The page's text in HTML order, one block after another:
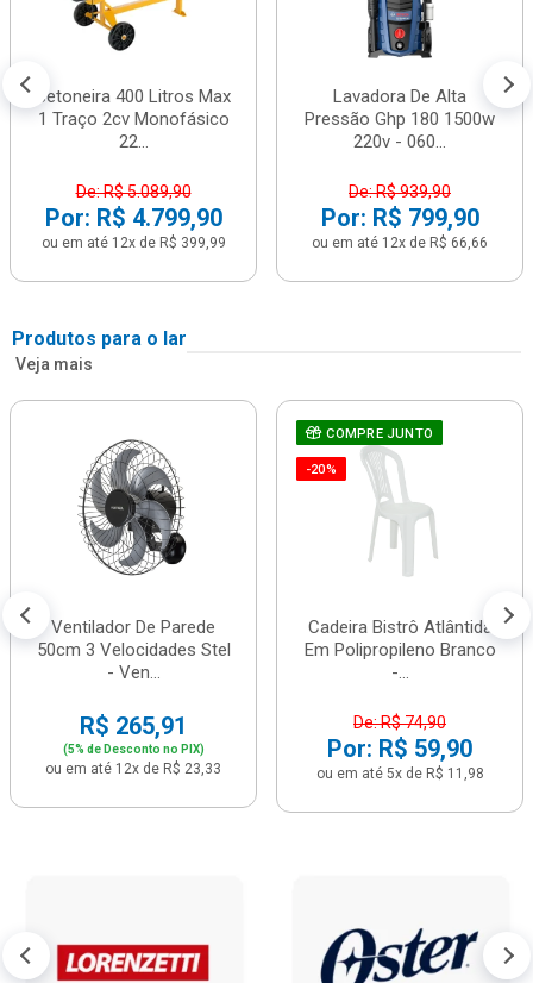
Betoneira 400 Litros Max
1 Traço 2cv Monofásico
22...
De: R$ 5.089,90
Por: R$ 4.799,90
ou em até 12x de R$ 399,99
Lavadora De Alta
Pressão Ghp 180 1500w
220v - 060...
De: R$ 939,90
Por: R$ 799,90
ou em até 12x de R$ 66,66
Produtos para o lar
Veja mais
Ventilador De Parede
50cm 3 Velocidades Stel
- Ven...
R$ 265,91
(5% de Desconto no PIX)
ou em até 12x de R$ 23,33
COMPRE JUNTO
-20%
Cadeira Bistrô Atlântida
Em Polipropileno Branco
-...
De: R$ 74,90
Por: R$ 59,90
ou em até 5x de R$ 11,98